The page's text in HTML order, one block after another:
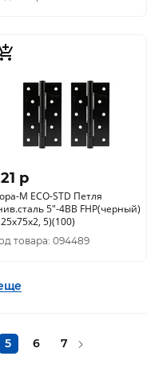
p
М ECO-STD Петля
5"-4ВВ FHP(черный)
5)(100)
товара: 094489
5 6 7